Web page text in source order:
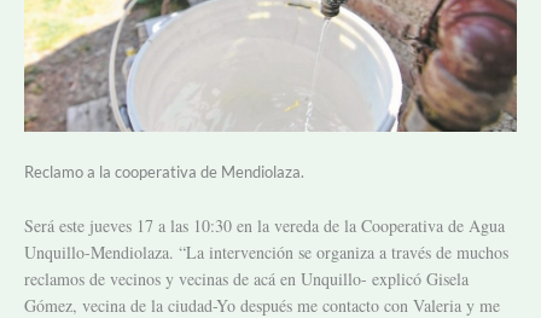
Reclamo a la cooperativa de Mendiolaza.
Será este jueves 17 a las 10:30 en la vereda de la Cooperativa de Agua
Unquillo-Mendiolaza. “La intervención se organiza a través de muchos
reclamos de vecinos y vecinas de acá en Unquillo- explicó Gisela
Gómez, vecina de la ciudad-Yo después me contacto con Valeria y me